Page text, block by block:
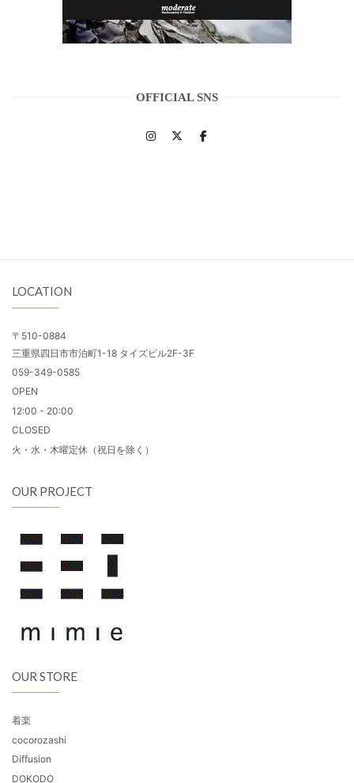
OFFICIAL SNS
LOCATION
〒510-0884
三重県四日市市泊町1-18 タイズビル2F-3F
059-349-0585
OPEN
12:00 - 20:00
CLOSED
火・水・木曜定休（祝日を除く）
OUR PROJECT
OUR STORE
着楽
cocorozashi
Diffusion
DOKODO